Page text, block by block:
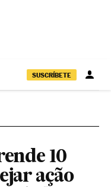
SUSCRÍBETE
10
ação